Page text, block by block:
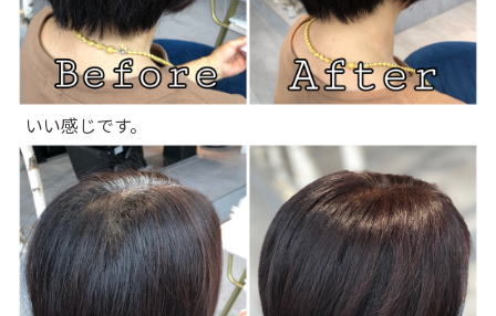
いい感じです。